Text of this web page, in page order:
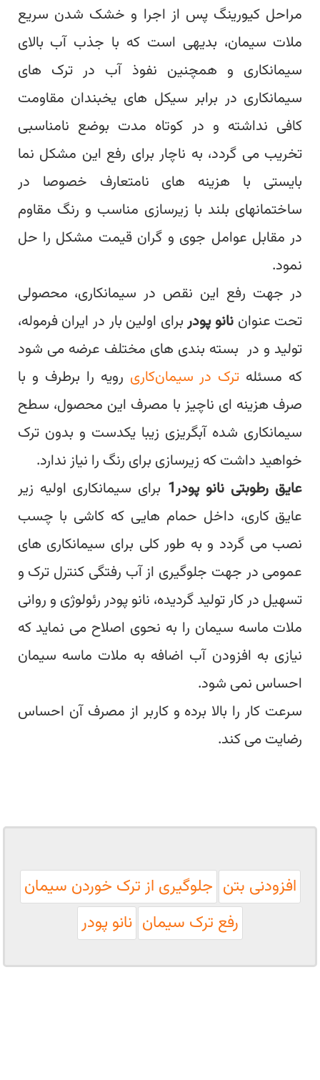
مراحل کیورینگ پس از اجرا و خشک شدن سریع
ملات سیمان، بدیهی است که با جذب آب بالای
سیمانکاری و همچنین نفوذ آب در ترک های
سیمان‎کاری در برابر سیکل های یخبندان مقاومت
کافی نداشته و در کوتاه مدت بوضع نامناسبی
تخریب می گردد، به ناچار برای رفع این مشکل نما
بایستی با هزینه های نامتعارف خصوصا در
ساختمانهای بلند با زیرسازی مناسب و رنگ مقاوم
در مقابل عوامل جوی و گران قیمت مشکل را حل
نمود.
در جهت رفع این نقص در سیمانکاری، محصولی
تحت عنوان نانو پودربرای اولین بار در ایران فرموله،
تولید و در بسته بندی های مختلف عرضه می شود
که مسئله ترک در سیمان‌کاری رویه را برطرف و با
صرف هزینه ای ناچیز با مصرف این محصول، سطح
سیمانکاری شده آبگریزی زیبا یکدست و بدون ترک
خواهید داشت که زیرسازی برای رنگ را نیاز ندارد.
عایق رطوبتی نانو پودر1
برای سیمان‎کاری اولیه زیر
عایق کاری، داخل حمام هایی که کاشی با چسب
نصب می گردد و به طور کلی برای سیمان‎کاری های
عمومی در جهت جلوگیری از آب رفتگی کنترل ترک و
تسهیل در کار تولید گردیده، نانو پودر رئولوژی و روانی
ملات ماسه سیمان را به نحوی اصلاح می نماید که
نیازی به افزودن آب اضافه به ملات ماسه سیمان
احساس نمی شود.
سرعت کار را بالا برده و کاربر از مصرف آن احساس
رضایت می کند.
افزودنی بتن جلوگیری از ترک خوردن سیمان
رفع ترک سیمان نانو پودر